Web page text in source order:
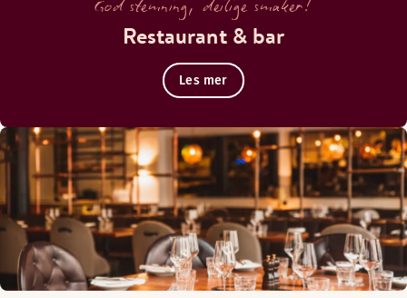
God stemning, deilige smaker!
Restaurant & bar
Les mer